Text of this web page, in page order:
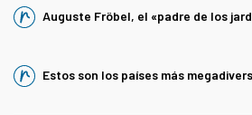
Auguste Fröbel, el «padre de los
Estos son los países más